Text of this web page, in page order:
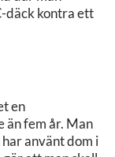
däck kontra ett
en
än fem år. Man
använt dom i